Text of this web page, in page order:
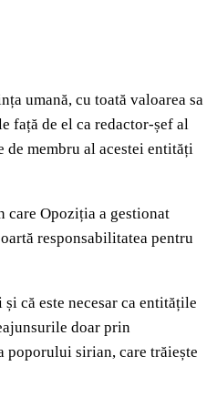
umană, cu toată valoarea sa
față de el ca redactor‑șef al
membru al acestei entități
Opoziția a gestionat
responsabilitatea pentru
că este necesar ca entitățile
doar prin
poporului sirian, care trăiește